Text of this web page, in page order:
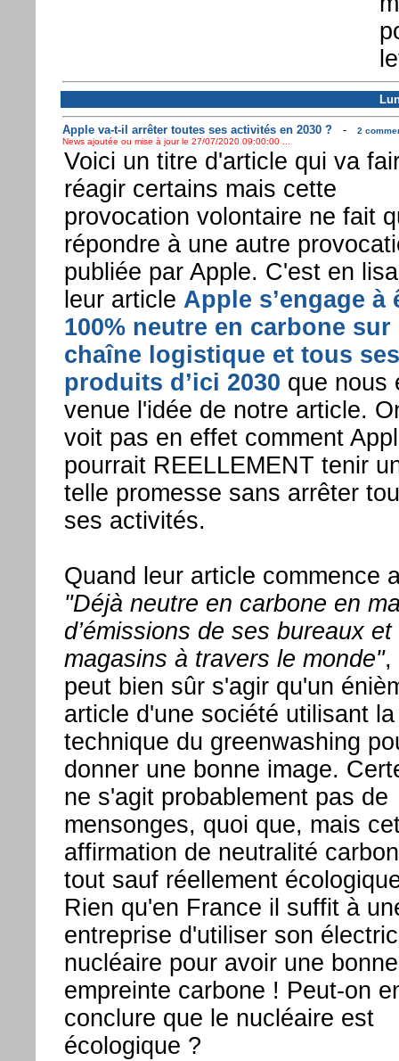
Apple va-t-il arrêter toutes ses activités en 2030 ?-
2
News ajoutée ou mise à jour le 27/07/2020 09:00:00 ...
Voici un titre d'article qui va
réagir certains mais cette
provocation volontaire ne fait
répondre à une autre
publiée par Apple. C'est en
leur article Apple s’engage à
100% neutre en carbone sur
chaîne logistique et tous ses
produits d’ici 2030 que nous
venue l'idée de notre article.
voit pas en effet comment
pourrait REELLEMENT tenir
telle promesse sans arrêter
ses activités.
Quand leur article commence
"Déjà neutre en carbone en
d’émissions de ses bureaux et
magasins à travers le monde",
peut bien sûr s'agir qu'un
article d'une société utilisant la
technique du greenwashing
donner une bonne image.
ne s'agit probablement pas de
mensonges, quoi que, mais
affirmation de neutralité
tout sauf réellement
Rien qu'en France il suffit à
entreprise d'utiliser son
nucléaire pour avoir une bonne
empreinte carbone ! Peut-on
conclure que le nucléaire est
écologique ?